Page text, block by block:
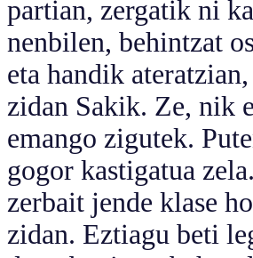
partian, zergatik ni
nenbilen, behintzat
eta handik
zidan Sakik. Ze, nik
emango zigutek.
gogor kastigatua
zerbait jende klase
zidan. Eztiagu beti